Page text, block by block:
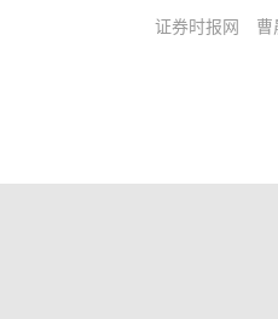
证券时报网 曹